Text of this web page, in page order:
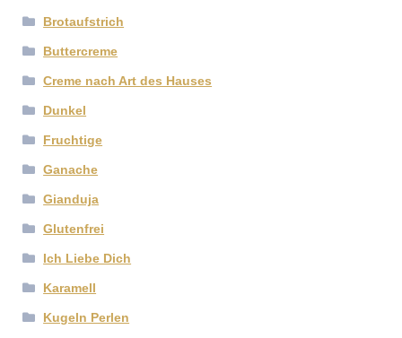
Brotaufstrich
Buttercreme
Creme nach Art des Hauses
Dunkel
Fruchtige
Ganache
Gianduja
Glutenfrei
Ich Liebe Dich
Karamell
Kugeln Perlen